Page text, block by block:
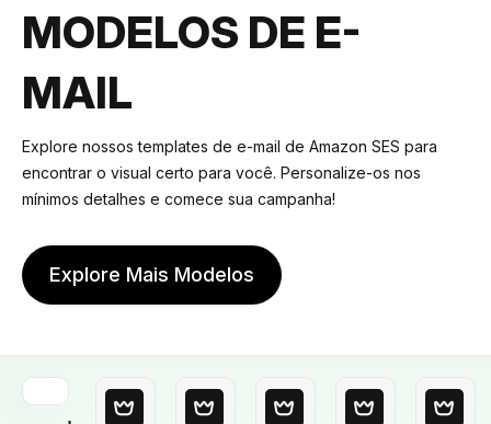
MODELOS DE E-
MAIL
Explore nossos templates de e-mail de Amazon SES para
encontrar o visual certo para você. Personalize-os nos
mínimos detalhes e comece sua campanha!
Explore Mais Modelos